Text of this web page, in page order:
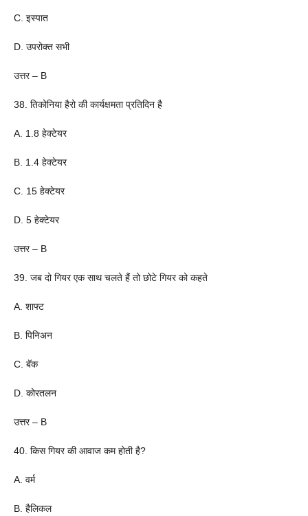
C. इस्पात
D. उपरोक्त सभी
उत्तर – B
38. तिकोनिया हैरो की कार्यक्षमता प्रतिदिन है
A. 1.8 हेक्टेयर
B. 1.4 हेक्टेयर
C. 15 हेक्टेयर
D. 5 हेक्टेयर
उत्तर – B
39. जब दो गियर एक साथ चलते हैं तो छोटे गियर को कहते
A. शाफ्ट
B. पिनिअन
C. बॅक
D. कोरतलन
उत्तर – B
40. किस गियर की आवाज कम होती है?
A. वर्म
B. हैलिकल